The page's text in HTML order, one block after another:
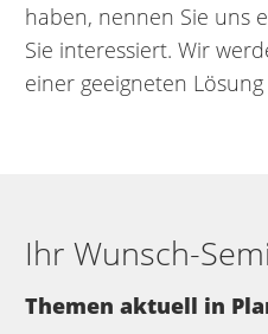
haben, nennen Sie uns
Sie interessiert. Wir
einer geeigneten
Ihr Wunsch-
Themen aktuell in